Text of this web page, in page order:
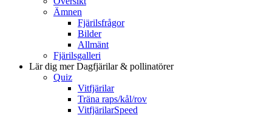
Ämnen
Fjärilsfrågor
Bilder
Allmänt
Fjärilsgalleri
Lär dig merDagfjärilar & pollinatörer
Quiz
Vitfjärilar
Träna raps/kål/rov
VitfjärilarSpeed